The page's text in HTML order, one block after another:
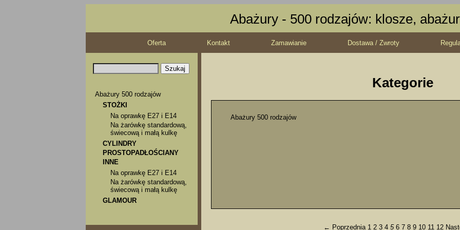
Abażury - 500 rodzajów: klosze, abażur
Oferta Kontakt Zamawianie Dostawa / Zwroty
Abażury 500 rodzajów
STOŻKI
Na oprawkę E27 i E14
Na żarówkę standardową,
świecową i małą kulkę
CYLINDRY
PROSTOPADŁOŚCIANY
INNE
Na oprawkę E27 i E14
Na żarówkę standardową,
świecową i małą kulkę
GLAMOUR
Kategorie
Abażury 500 rodzajów
← Poprzednia 1 2 3 4 5 6 7 8 9 10 11 12